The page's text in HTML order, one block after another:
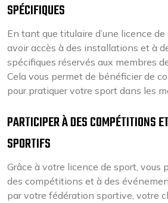
SPÉCIFIQUES
En tant que titulaire d’une licence
avoir accès à des installations et à
spécifiques réservés aux membres
Cela vous permet de bénéficier de
pour pratiquer votre sport dans les
PARTICIPER À DES COMPÉTITIONS
SPORTIFS
Grâce à votre licence de sport, vous
des compétitions et à des
par votre fédération sportive, votre